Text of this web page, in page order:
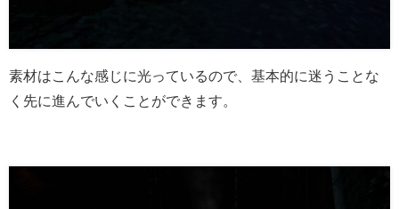
素材はこんな感じに光っているので、基本的に迷うことな
く先に進んでいくことができます。